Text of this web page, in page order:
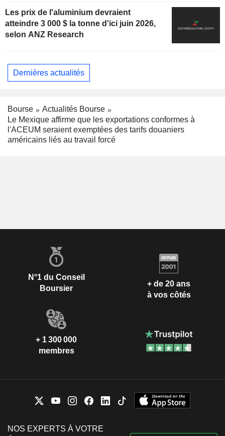
Les prix de l'aluminium devraient
atteindre 3 000 $ la tonne d'ici juin 2026,
selon ANZ Research
Dernières actualités
Bourse
Actualités Bourse
Le Mexique affirme que les exportations conformes à
l'ACEUM seraient exemptées des tarifs douaniers
américains liés au travail forcé
N°1 du Conseil
Boursier
+ de 20 ans
à vos côtés
+ 1 300 000
membres
NOS EXPERTS À VOTRE